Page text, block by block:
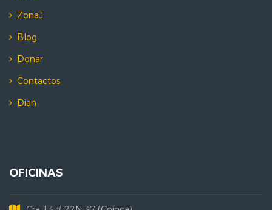
ZonaJ
Blog
Donar
Contactos
Dian
OFICINAS